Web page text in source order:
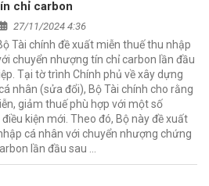
chỉ carbon
27/11/2024 4:36
Tài chính đề xuất miễn thuế thu nhập
chuyển nhượng tín chỉ carbon lần đầu
Tại tờ trình Chính phủ về xây dựng
nhân (sửa đổi), Bộ Tài chính cho rằng
giảm thuế phù hợp với một số
kiện mới. Theo đó, Bộ này đề xuất
cá nhân với chuyển nhượng chứng
lần đầu sau …